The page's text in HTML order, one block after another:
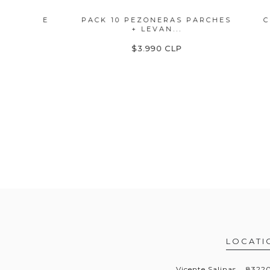
PACK 10 PEZONERAS PARCHES
+ LEVAN...
$3.990 CLP